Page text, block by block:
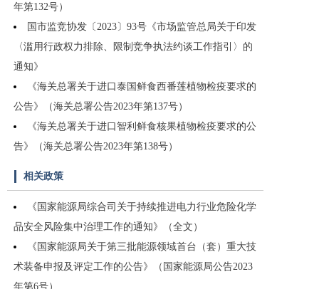
年第132号）
国市监竞协发〔2023〕93号《市场监管总局关于印发
〈滥用行政权力排除、限制竞争执法约谈工作指引〉的
通知》
《海关总署关于进口泰国鲜食西番莲植物检疫要求的
公告》（海关总署公告2023年第137号）
《海关总署关于进口智利鲜食核果植物检疫要求的公
告》（海关总署公告2023年第138号）
相关政策
《国家能源局综合司关于持续推进电力行业危险化学
品安全风险集中治理工作的通知》（全文）
《国家能源局关于第三批能源领域首台（套）重大技
术装备申报及评定工作的公告》（国家能源局公告2023
年第6号）